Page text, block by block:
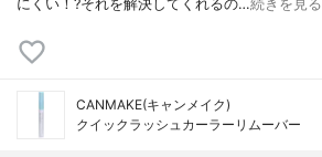
にくい！?それを解決してくれるの…続きを見る
CANMAKE(キャンメイク)
クイックラッシュカーラーリムーバー